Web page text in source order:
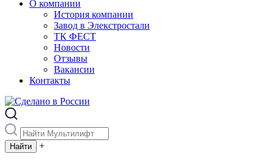
О компании
История компании
Завод в Элекстростали
ТК ФЕСТ
Новости
Отзывы
Вакансии
Контакты
+